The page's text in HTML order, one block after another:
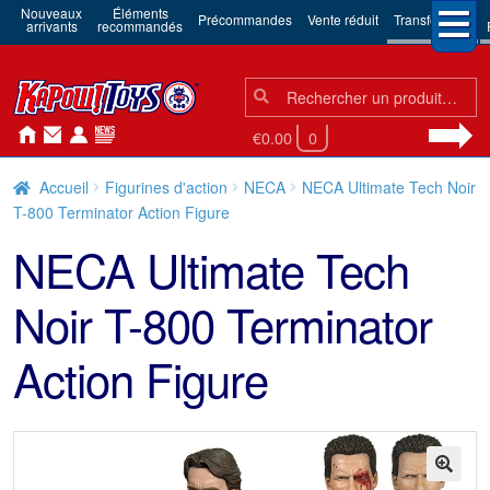
Nouveaux
arrivants
Éléments
recommandés Précommandes Vente réduit Transformers
Chercher:
Chercher
€0.00 0
Accueil Figurines d'action NECA
NECA Ultimate Tech Noir
T-800 Terminator Action Figure
NECA Ultimate Tech
Noir T-800 Terminator
Action Figure